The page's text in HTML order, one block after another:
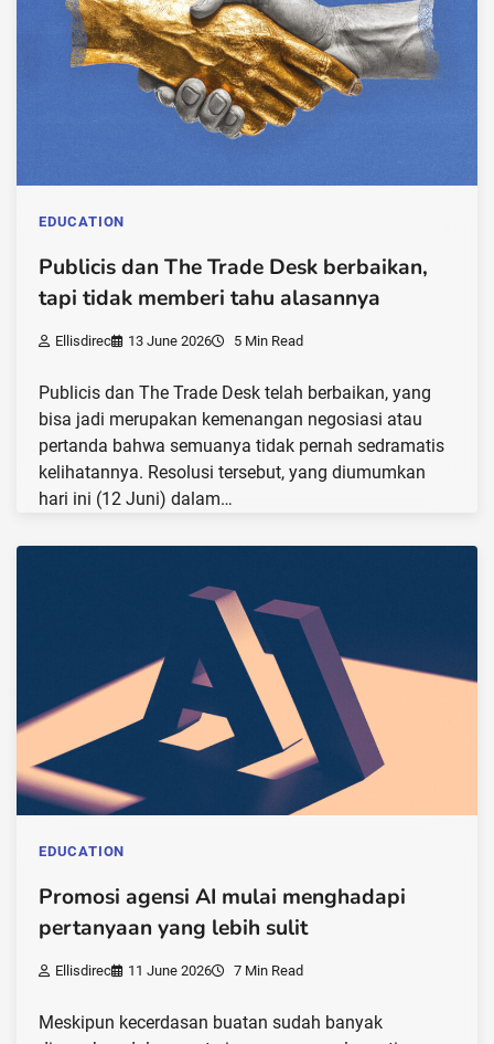
EDUCATION
Publicis dan The Trade Desk berbaikan,
tapi tidak memberi tahu alasannya
Ellisdirec 13 June 2026 5 Min Read
Publicis dan The Trade Desk telah berbaikan, yang
bisa jadi merupakan kemenangan negosiasi atau
pertanda bahwa semuanya tidak pernah sedramatis
kelihatannya. Resolusi tersebut, yang diumumkan
hari ini (12 Juni) dalam…
EDUCATION
Promosi agensi AI mulai menghadapi
pertanyaan yang lebih sulit
Ellisdirec 11 June 2026 7 Min Read
Meskipun kecerdasan buatan sudah banyak